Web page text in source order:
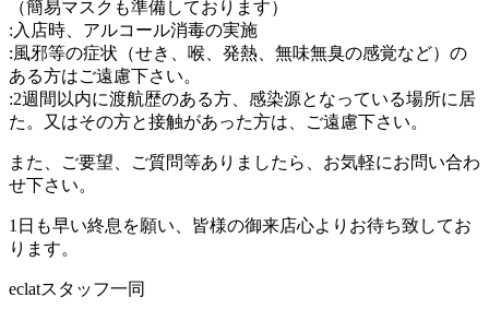
（簡易マスクも準備しております）
:入店時、アルコール消毒の実施
:風邪等の症状（せき、喉、発熱、無味無臭の感覚など）の
ある方はご遠慮下さい。
:2週間以内に渡航歴のある方、感染源となっている場所に居
た。又はその方と接触があった方は、ご遠慮下さい。
また、ご要望、ご質問等ありましたら、お気軽にお問い合わ
せ下さい。
1日も早い終息を願い、皆様の御来店心よりお待ち致してお
ります。
eclatスタッフ一同